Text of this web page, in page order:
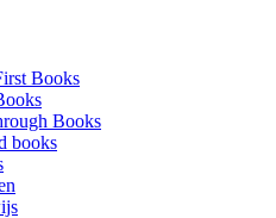
Books
Books
books